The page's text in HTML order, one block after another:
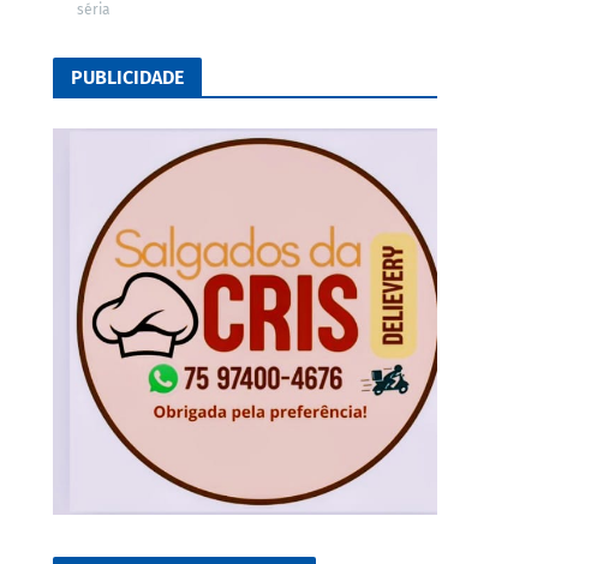
séria
PUBLICIDADE